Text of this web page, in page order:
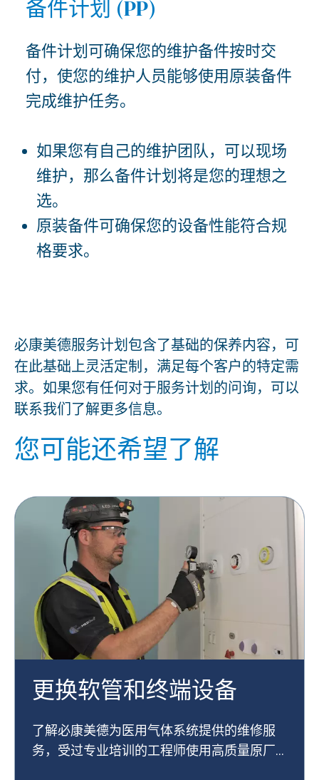
备件计划 (PP)
备件计划可确保您的维护备件按时交
付，使您的维护人员能够使用原装备件
完成维护任务。
如果您有自己的维护团队，可以现场
维护，那么备件计划将是您的理想之
选。
原装备件可确保您的设备性能符合规
格要求。
必康美德服务计划包含了基础的保养内容，可
在此基础上灵活定制，满足每个客户的特定需
求。如果您有任何对于服务计划的问询，可以
联系我们了解更多信息。
您可能还希望了解
更换软管和终端设备
了解必康美德为医用气体系统提供的维修服
务，受过专业培训的工程师使用高质量原厂